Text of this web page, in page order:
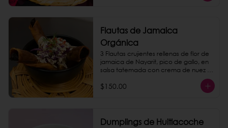
Flautas de Jamaica
Orgánica
3 Flautas crujientes rellenas de flor de
jamaica de Nayarit, pico de gallo, en
salsa tatemada con crema de nuez
$150.00
Dumplings de Huitlacoche